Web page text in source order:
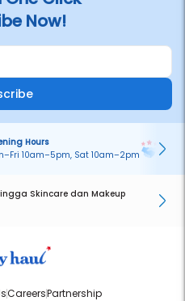
Now!
Hours
10am–5pm, Sat 10am–2pm
Skincare dan Makeup
CareersPartnership